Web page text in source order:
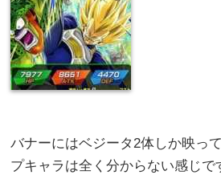
バナーにはベジータ2体しか映っ
プキャラは全く分からない感じで